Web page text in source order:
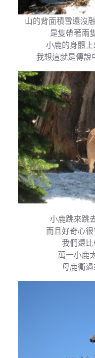
山的背面積雪還沒
是隻帶著兩
小鹿的身體上
我想這就是傳說
小鹿跳來跳
而且好奇心很
我們還比
萬一小鹿
母鹿衝過